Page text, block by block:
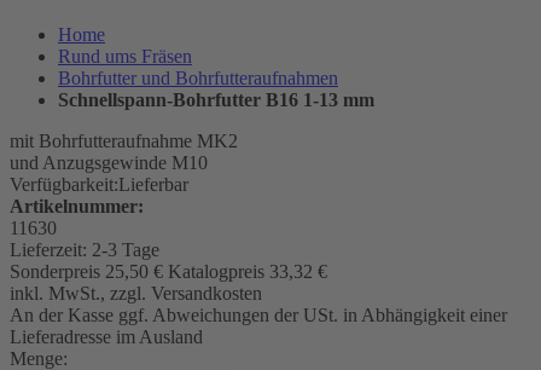
Home
Rund ums Fräsen
Bohrfutter und Bohrfutteraufnahmen
Schnellspann-Bohrfutter B16 1-13 mm
mit Bohrfutteraufnahme MK2
und Anzugsgewinde M10
Verfügbarkeit:Lieferbar
Artikelnummer:
11630
Lieferzeit: 2-3 Tage
Sonderpreis 25,50 € Katalogpreis 33,32 €
inkl. MwSt., zzgl. Versandkosten
An der Kasse ggf. Abweichungen der USt. in Abhängigkeit einer
Lieferadresse im Ausland
Menge: